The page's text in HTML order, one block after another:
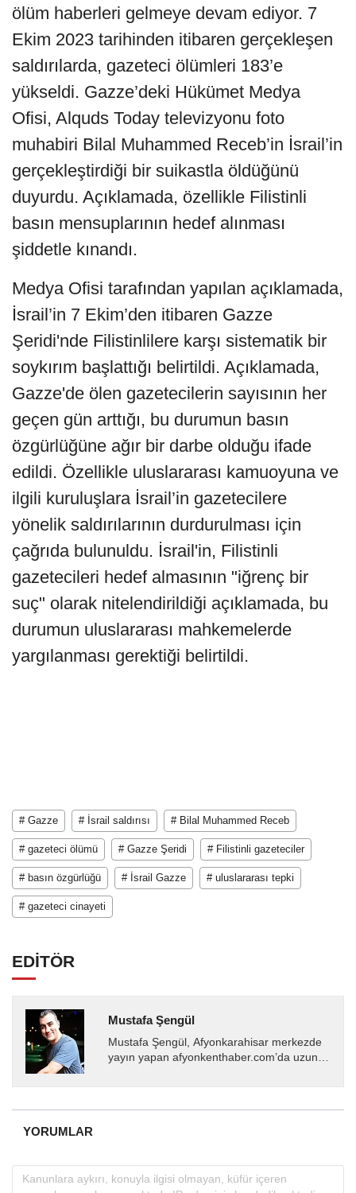
ölüm haberleri gelmeye devam ediyor. 7
Ekim 2023 tarihinden itibaren gerçekleşen
saldırılarda, gazeteci ölümleri 183’e
yükseldi. Gazze’deki Hükümet Medya
Ofisi, Alquds Today televizyonu foto
muhabiri Bilal Muhammed Receb’in İsrail’in
gerçekleştirdiği bir suikastla öldüğünü
duyurdu. Açıklamada, özellikle Filistinli
basın mensuplarının hedef alınması
şiddetle kınandı.
Medya Ofisi tarafından yapılan açıklamada,
İsrail’in 7 Ekim’den itibaren Gazze
Şeridi'nde Filistinlilere karşı sistematik bir
soykırım başlattığı belirtildi. Açıklamada,
Gazze'de ölen gazetecilerin sayısının her
geçen gün arttığı, bu durumun basın
özgürlüğüne ağır bir darbe olduğu ifade
edildi. Özellikle uluslararası kamuoyuna ve
ilgili kuruluşlara İsrail’in gazetecilere
yönelik saldırılarının durdurulması için
çağrıda bulunuldu. İsrail'in, Filistinli
gazetecileri hedef almasının "iğrenç bir
suç" olarak nitelendirildiği açıklamada, bu
durumun uluslararası mahkemelerde
yargılanması gerektiği belirtildi.
# Gazze # İsrail saldırısı # Bilal Muhammed Receb
# gazeteci ölümü # Gazze Şeridi # Filistinli gazeteciler
# basın özgürlüğü # İsrail Gazze # uluslararası tepki
# gazeteci cinayeti
EDİTÖR
Mustafa Şengül
Mustafa Şengül, Afyonkarahisar merkezde
yayın yapan afyonkenthaber.com’da uzun
almakta, haber akışı...
YORUMLAR